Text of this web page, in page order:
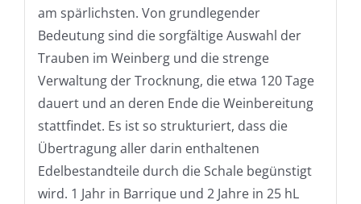
am spärlichsten. Von grundlegender
Bedeutung sind die sorgfältige Auswahl der
Trauben im Weinberg und die strenge
Verwaltung der Trocknung, die etwa 120 Tage
dauert und an deren Ende die Weinbereitung
stattfindet. Es ist so strukturiert, dass die
Übertragung aller darin enthaltenen
Edelbestandteile durch die Schale begünstigt
wird. 1 Jahr in Barrique und 2 Jahre in 25 hL